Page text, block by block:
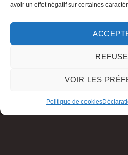
avoir un effet négatif sur certaines
VOIR LES
Politique de cookies